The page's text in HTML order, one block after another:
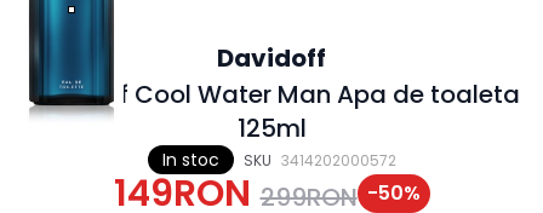
In stoc SKU 3414202000572
Davidoff
Davidoff Cool Water Man Apa de toaleta
125ml
149RON 299RON -50%